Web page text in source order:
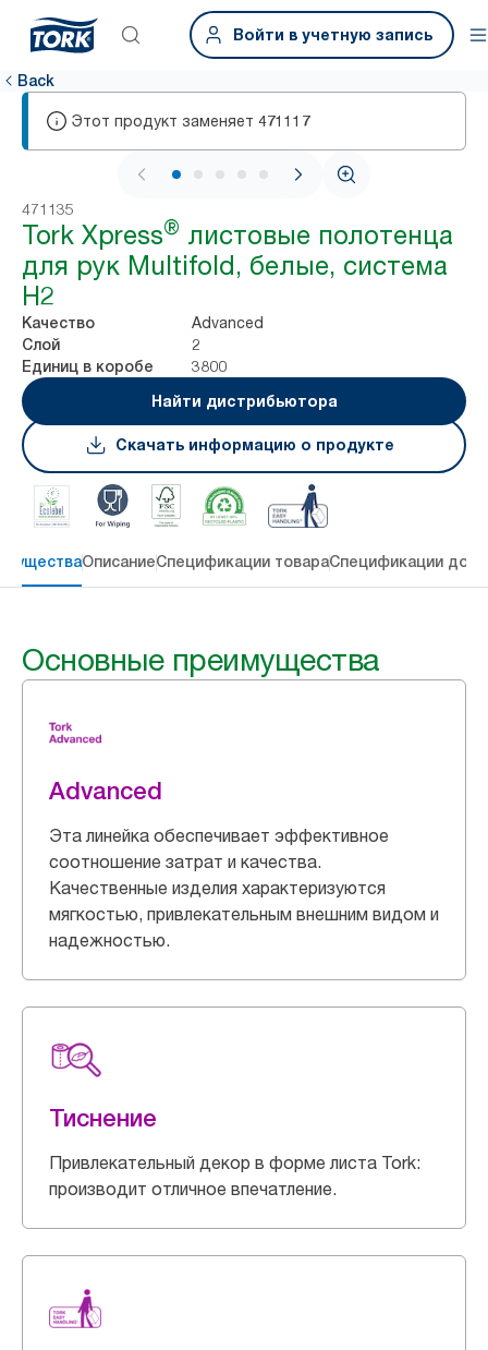
Войти в учетную запись
Back
Этот продукт заменяет 471117
1 / 6
471135
Tork Xpress® листовые полотенца
для рук Multifold, белые, система
H2
Качество Advanced
Слой 2
Единиц в коробе
3800
Найти дистрибьютора
Скачать информацию о продукте
ОписаниеСпецификации товараСпецификации
Основные преимущества
Advanced
Эта линейка обеспечивает эффективное
соотношение затрат и качества.
Качественные изделия характеризуются
мягкостью, привлекательным внешним видом и
надежностью.
Тиснение
Привлекательный декор в форме листа Tork:
производит отличное впечатление.